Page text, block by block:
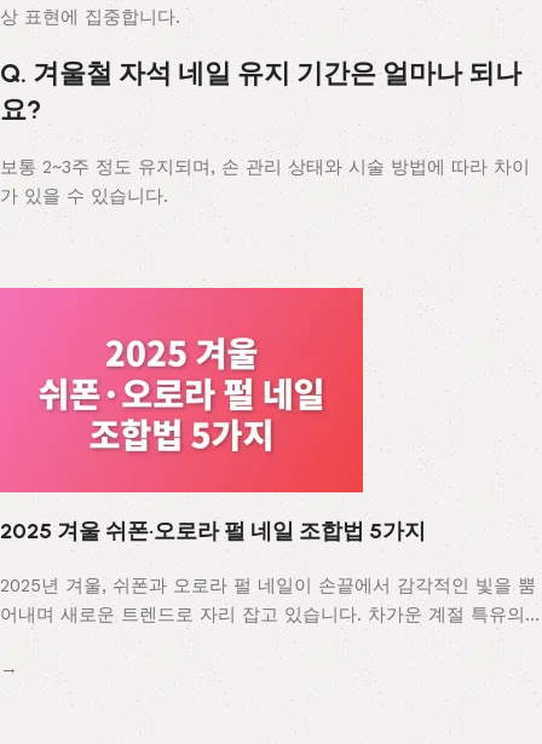
상 표현에 집중합니다.
Q. 겨울철 자석 네일 유지 기간은 얼마나 되나
요?
보통 2~3주 정도 유지되며, 손 관리 상태와 시술 방법에 따라 차이
가 있을 수 있습니다.
2025 겨울 쉬폰·오로라 펄 네일 조합법 5가지
2025년 겨울, 쉬폰과 오로라 펄 네일이 손끝에서 감각적인 빛을 뿜
어내며 새로운 트렌드로 자리 잡고 있습니다. 차가운 계절 특유의…
→